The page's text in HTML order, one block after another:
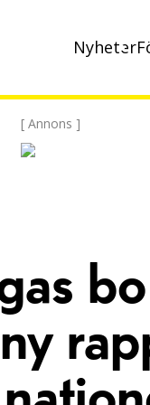
Nyheter
[ Annons ]